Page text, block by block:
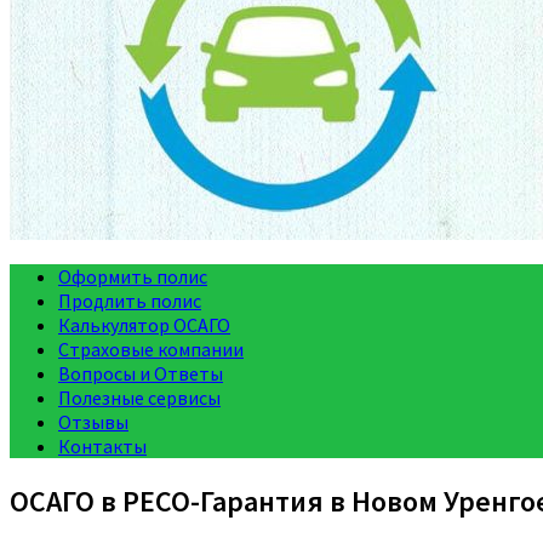
Оформить полис
Продлить полис
Калькулятор ОСАГО
Страховые компании
Вопросы и Ответы
Полезные сервисы
Отзывы
Контакты
ОСАГО в РЕСО-Гарантия в Новом